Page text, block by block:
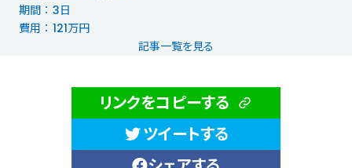
期間 ： 3日
費用 ： 121万円
記事一覧を見る
リンクをコピーする
ツイートする